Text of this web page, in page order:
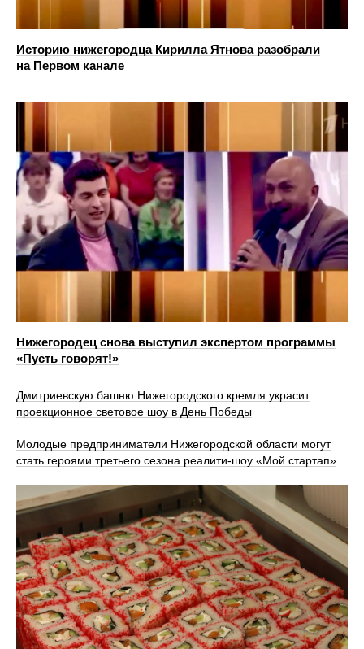
Историю нижегородца Кирилла Ятнова разобрали
на Первом канале
Нижегородец снова выступил экспертом программы
«Пусть говорят!»
Дмитриевскую башню Нижегородского кремля украсит
проекционное световое шоу в День Победы
Молодые предприниматели Нижегородской области могут
стать героями третьего сезона реалити-шоу «Мой стартап»